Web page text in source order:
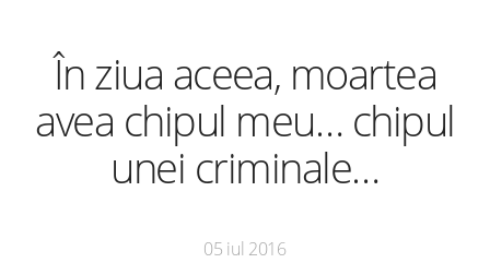
În ziua aceea, moartea
avea chipul meu… chipul
unei criminale…
05 iul 2016